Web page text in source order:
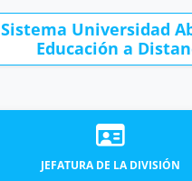
Sistema Universidad
Educación a
JEFATURA DE LA DIVISIÓN